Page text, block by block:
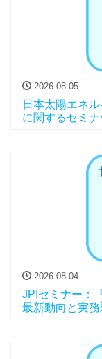
2026-08-05
日本太陽エネ
に関するセミ
2026-08-04
JPIセミナー：
最新動向と実